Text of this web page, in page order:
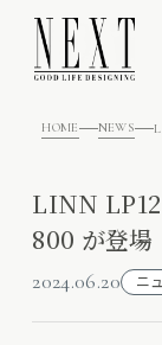
HOME NEWS
LINN
800 が登場
2024.06.20 ニ